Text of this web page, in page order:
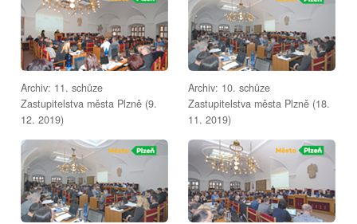
Archiv: 11. schůze
Zastupitelstva města Plzně (9.
12. 2019)
Archiv: 10. schůze
Zastupitelstva města Plzně (18.
11. 2019)